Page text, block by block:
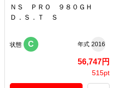
ＮＳ ＰＲＯ ９８０ＧＨ
Ｄ．Ｓ．Ｔ Ｓ
状態 C 年式 2016
56,747円
515pt